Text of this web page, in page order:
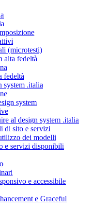
(microtesti)
alta fedeltà
fedeltà
system .italia
system
al design system .italia
di sito e servizi
dei modelli
e servizi disponibili
e accessibile
e Graceful